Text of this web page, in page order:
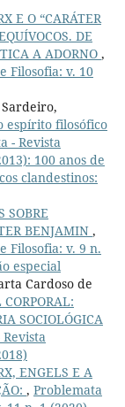
E O “CARÁTER
DE
A ADORNO ,
Filosofia: v. 10
espírito filosófico
- Revista
100 anos de
clandestinos:
SOBRE
BENJAMIN ,
Filosofia: v. 9 n.
especial
Cardoso de
SOCIOLÓGICA
ENGELS E A
, Problemata